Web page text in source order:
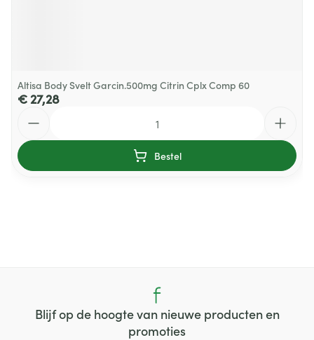
Altisa Body Svelt Garcin.500mg Citrin Cplx Comp 60
€ 27,28
Bestel
Blijf op de hoogte van nieuwe producten en
promoties